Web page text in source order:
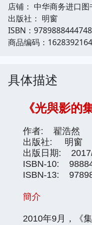
店铺： 中华商务进口
出版社： 明窗
ISBN：9789888444748
商品编码：
具体描述
《光與影的
作者: 翟浩然
出版社: 明窗
出版日期:
ISBN-10:
ISBN-13:
簡介
2010年9月，《